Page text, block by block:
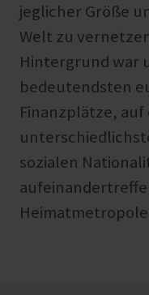
jeglicher Größe
Welt zu
Hintergrund war
bedeutendsten
Finanzplätze, auf
sozialen